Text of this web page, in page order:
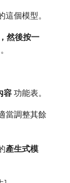
這個模型。
然後按一
容 ​功能表。
當調整其餘
產生式模